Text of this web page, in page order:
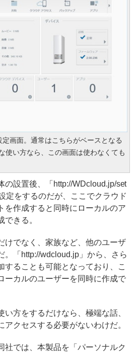
画面。通常はこちらがベースとなる
使い方なら、この画面は使わなくても
設置後、「http://WDcloud.jp/set
定をするのだが、ここでクラウド
を作成すると同時にローカルのア
できる。
でなく、家族など、他のユーザ
。「http://wdcloud.jp」から、さら
することも可能となっており、こ
ーカルのユーザーを同時に作成で
方をするだけなら、極端な話、
アクセスする必要がないわけだ。
では、本製品を「パーソナルク